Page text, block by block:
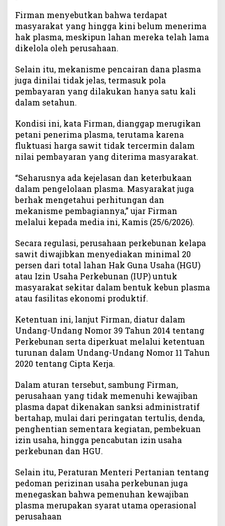
d
i
K
o
a
w
e
S
a
t
a
n
Firman menyebutkan bahwa terdapat
masyarakat yang hingga kini belum menerima
hak plasma, meskipun lahan mereka telah lama
dikelola oleh perusahaan.
Selain itu, mekanisme pencairan dana plasma
juga dinilai tidak jelas, termasuk pola
pembayaran yang dilakukan hanya satu kali
dalam setahun.
Kondisi ini, kata Firman, dianggap merugikan
petani penerima plasma, terutama karena
fluktuasi harga sawit tidak tercermin dalam
nilai pembayaran yang diterima masyarakat.
“Seharusnya ada kejelasan dan keterbukaan
dalam pengelolaan plasma. Masyarakat juga
berhak mengetahui perhitungan dan
mekanisme pembagiannya,” ujar Firman
melalui kepada media ini, Kamis (25/6/2026).
Secara regulasi, perusahaan perkebunan kelapa
sawit diwajibkan menyediakan minimal 20
persen dari total lahan Hak Guna Usaha (HGU)
atau Izin Usaha Perkebunan (IUP) untuk
masyarakat sekitar dalam bentuk kebun plasma
atau fasilitas ekonomi produktif.
Ketentuan ini, lanjut Firman, diatur dalam
Undang-Undang Nomor 39 Tahun 2014 tentang
Perkebunan serta diperkuat melalui ketentuan
turunan dalam Undang-Undang Nomor 11 Tahun
2020 tentang Cipta Kerja.
Dalam aturan tersebut, sambung Firman,
perusahaan yang tidak memenuhi kewajiban
plasma dapat dikenakan sanksi administratif
bertahap, mulai dari peringatan tertulis, denda,
penghentian sementara kegiatan, pembekuan
izin usaha, hingga pencabutan izin usaha
perkebunan dan HGU.
Selain itu, Peraturan Menteri Pertanian tentang
pedoman perizinan usaha perkebunan juga
menegaskan bahwa pemenuhan kewajiban
plasma merupakan syarat utama operasional
perusahaan